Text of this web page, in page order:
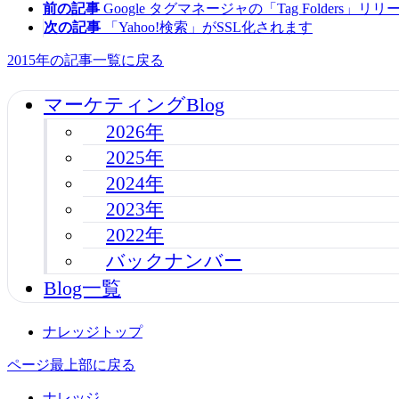
前の記事 Google タグマネージャの「Tag Folders」リリ
次の記事
「Yahoo!検索」がSSL化されます
2015年の記事一覧に戻る
マーケティングBlog
2026年
2025年
2024年
2023年
2022年
バックナンバー
Blog一覧
ナレッジトップ
ページ最上部に戻る